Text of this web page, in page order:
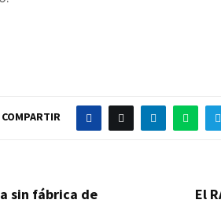
COMPARTIR
sin fábrica de
El